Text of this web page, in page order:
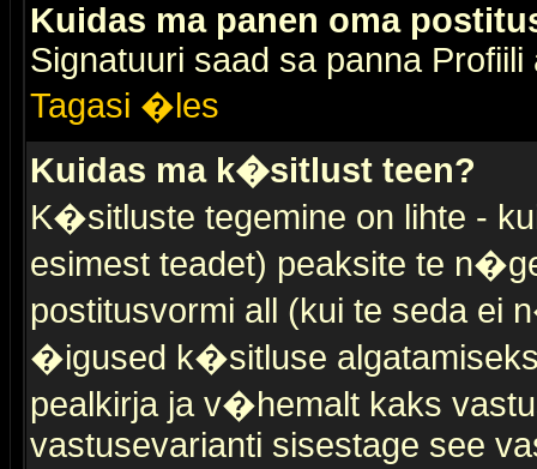
Kuidas ma panen oma
Signatuuri saad sa panna Profiili
Tagasi �les
Kuidas ma k�sitlust teen?
K�sitluste tegemine on lihte -
esimest teadet) peaksite te
postitusvormi all (kui te seda ei
�igused k�sitluse
pealkirja ja v�hemalt kaks
vastusevarianti sisestage see